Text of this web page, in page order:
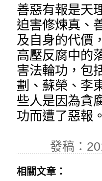
善惡有報是天
迫害修煉真、
及自身的代價
高壓反腐中的
害法輪功，包
劃、蘇榮、李
些人是因為貪
功而遭了惡報
發稿：
相關文章：